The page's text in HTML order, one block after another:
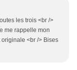
les trois <br />
me rappelle mon
originale <br /> Bises